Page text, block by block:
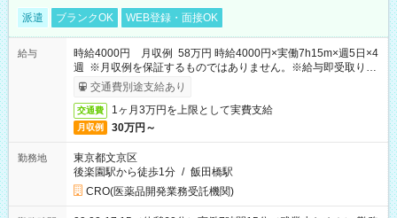
派遣 ブランクOK WEB登録・面接OK
給与
時給4000円 月収例 58万円 時給4000円×実働7h15m×週5日×4
週 ※月収例を保証するものではありません。※給与即受取りサ
ービス利用可（利用条件有）
交通費別途支給あり
交通費 1ヶ月3万円を上限として実費支給
月収例 30万円～
勤務地
東京都文京区
後楽園駅から徒歩1分 / 飯田橋駅
CRO(医薬品開発業務受託機関)